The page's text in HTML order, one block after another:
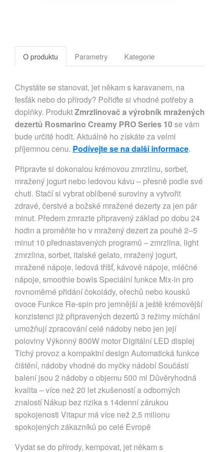
O produktu Parametry Kategorie
Chystáte se stanovat, jet někam s karavanem, na
fesťák nebo do přírody? Pořiďte si vhodné potřeby a
doplňky. ProduktZmrzlinovač a výrobník mražených
dezertů Rosmarino Creamy PRO Series 10se vám
bude určitě hodit. Aktuálně ho získáte za velmi
příjemnou cenu. Podívejte se na další informace.
Připravte si dokonalou krémovou zmrzlinu, sorbet,
mražený jogurt nebo ledovou kávu – přesně podle své
chuti. Stačí si vybrat oblíbené suroviny a vytvořit
zdravé, čerstvé a božské mražené dezerty za jen pár
minut. Předem zmrazte připravený základ po dobu 24
hodin a proměňte ho v mražený dezert za pouhé 2–5
minut 10 přednastavených programů – zmrzlina, light
zmrzlina, sorbet, italské gelato, mražený jogurt,
mražené nápoje, ledová tříšť, kávové nápoje, mléčné
nápoje, smoothie bowls Speciální funkce Mix-in pro
rovnoměrné přidání čokolády, ořechů nebo kousků
ovoce Funkce Re-spin pro jemnější a ještě krémovější
konzistenci již připravených dezertů 3 režimy míchání
umožňují zpracování celé nádoby nebo jen její
poloviny Výkonný 800W motor Digitální LED displej
Tichý provoz a kompaktní design Automatická funkce
čištění, nádoby vhodné do myčky nádobí Součástí
balení jsou 2 nádoby o objemu 500 ml Důvěryhodná
kvalita – více než 20 let zkušeností a odborných
znalostí Nákup bez rizika s 14denní zárukou
spokojenosti Vitapur má více než 2,5 milionu
spokojených zákazníků po celé Evropě
Vydat se do přírody, kempovat, jet někam s